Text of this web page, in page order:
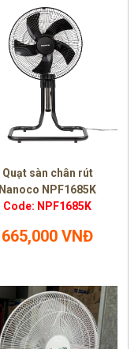
Quạt sàn chân rút
Nanoco NPF1685K
Code: NPF1685K
665,000 VNĐ